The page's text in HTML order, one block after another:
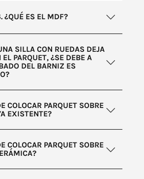
¿QUÉ ES EL MDF?
SILLA CON RUEDAS DEJA
PARQUET, ¿SE DEBE A
DEL BARNIZ ES
COLOCAR PARQUET SOBRE
EXISTENTE?
COLOCAR PARQUET SOBRE